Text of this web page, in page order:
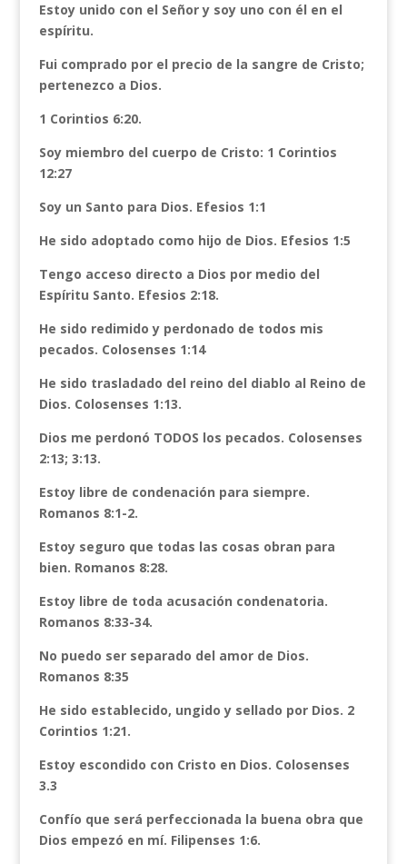
Estoy unido con el Señor y soy uno con él en el
espíritu.
Fui comprado por el precio de la sangre de Cristo;
pertenezco a Dios.
1 Corintios 6:20.
Soy miembro del cuerpo de Cristo: 1 Corintios
12:27
Soy un Santo para Dios. Efesios 1:1
He sido adoptado como hijo de Dios. Efesios 1:5
Tengo acceso directo a Dios por medio del
Espíritu Santo. Efesios 2:18.
He sido redimido y perdonado de todos mis
pecados. Colosenses 1:14
He sido trasladado del reino del diablo al Reino de
Dios. Colosenses 1:13.
Dios me perdonó TODOS los pecados. Colosenses
2:13; 3:13.
Estoy libre de condenación para siempre.
Romanos 8:1-2.
Estoy seguro que todas las cosas obran para
bien. Romanos 8:28.
Estoy libre de toda acusación condenatoria.
Romanos 8:33-34.
No puedo ser separado del amor de Dios.
Romanos 8:35
He sido establecido, ungido y sellado por Dios. 2
Corintios 1:21.
Estoy escondido con Cristo en Dios. Colosenses
3.3
Confío que será perfeccionada la buena obra que
Dios empezó en mí. Filipenses 1:6.